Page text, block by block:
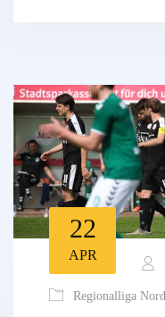
22
APR
Regionalliga Nord